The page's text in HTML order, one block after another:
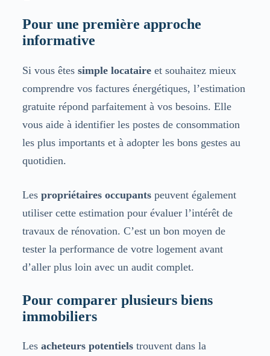
Pour une première approche
informative
Si vous êtes simple locataireet souhaitez mieux
comprendre vos factures énergétiques, l’estimation
gratuite répond parfaitement à vos besoins. Elle
vous aide à identifier les postes de consommation
les plus importants et à adopter les bons gestes au
quotidien.
Les propriétaires occupantspeuvent également
utiliser cette estimation pour évaluer l’intérêt de
travaux de rénovation. C’est un bon moyen de
tester la performance de votre logement avant
d’aller plus loin avec un audit complet.
Pour comparer plusieurs biens
immobiliers
Les acheteurs potentielstrouvent dans la